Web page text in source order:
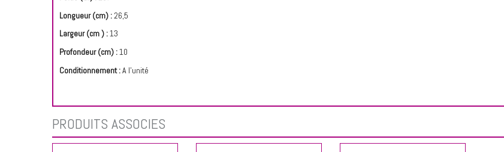
Longueur (cm) :26,5
Largeur (cm ) :13
Profondeur (cm) :10
Conditionnement :A l'unité
PRODUITS ASSOCIÉS